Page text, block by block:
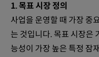
1. 목표 시장 정의
사업을 운영할 때 가장 중
는 것입니다. 목표 시장은
능성이 가장 높은 특정 잠